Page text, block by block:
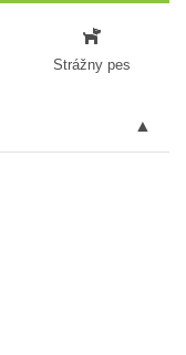
Strážny pes